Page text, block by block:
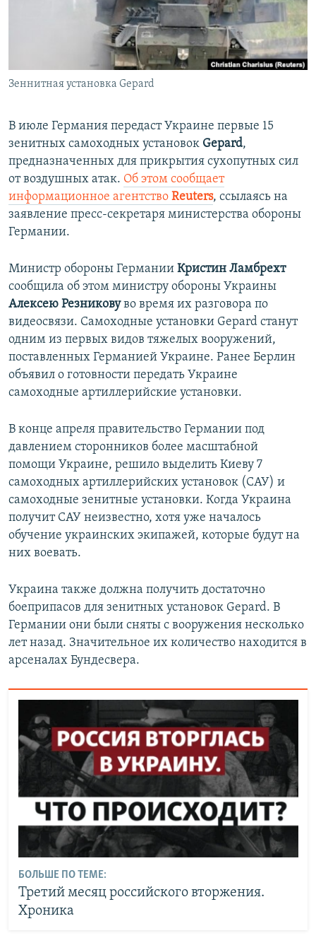
ПОБЕДИТЕЛЕЙ НЕ СУДЯТ?
КРЫМ.НЕПОКОРЕННЫЙ
УКРАИНСКАЯ ПРОБЛЕМА КРЫМА
Зеннитная установка Gepard
В июле Германия передаст Украине первые 15
зенитных самоходных установок Gepard,
предназначенных для прикрытия сухопутных сил
от воздушных атак. Об этом сообщает
информационное агентство Reuters, ссылаясь на
заявление пресс-секретаря министерства обороны
Германии.
Министр обороны Германии Кристин Ламбрехт
сообщила об этом министру обороны Украины
Алексею Резниковуво время их разговора по
видеосвязи. Cамоходные установки Gepard станут
одним из первых видов тяжелых вооружений,
поставленных Германией Украине. Ранее Берлин
объявил о готовности передать Украине
самоходные артиллерийские установки.
В конце апреля правительство Германии под
давлением сторонников более масштабной
помощи Украине, решило выделить Киеву 7
самоходных артиллерийских установок (САУ) и
самоходные зенитные установки. Когда Украина
получит САУ неизвестно, хотя уже началось
обучение украинских экипажей, которые будут на
них воевать.
Украина также должна получить достаточно
боеприпасов для зенитных установок Gepard. В
Германии они были сняты с вооружения несколько
лет назад. Значительное их количество находится в
арсеналах Бундесвера.
БОЛЬШЕ ПО ТЕМЕ:
Третий месяц российского вторжения.
Хроника